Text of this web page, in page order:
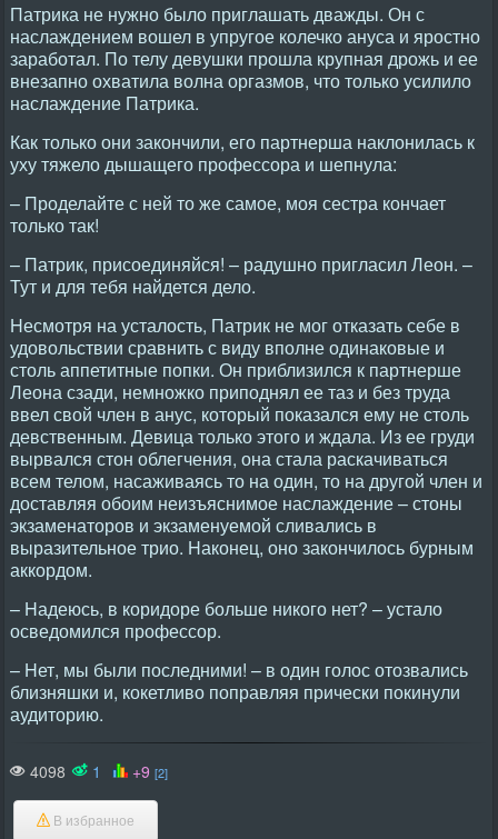
Патрика не нужно было приглашать дважды. Он с
наслаждением вошел в упругое колечко ануса и яростно
заработал. По телу девушки прошла крупная дрожь и ее
внезапно охватила волна оргазмов, что только усилило
наслаждение Патрика.
Как только они закончили, его партнерша наклонилась к
уху тяжело дышащего профессора и шепнула:
– Проделайте с ней то же самое, моя сестра кончает
только так!
– Патрик, присоединяйся! – радушно пригласил Леон. –
Тут и для тебя найдется дело.
Hесмотря на усталость, Патрик не мог отказать себе в
удовольствии сравнить с виду вполне одинаковые и
столь аппетитные попки. Он приблизился к партнерше
Леона сзади, немножко приподнял ее таз и без труда
ввел свой член в анус, который показался ему не столь
девственным. Девица только этого и ждала. Из ее груди
вырвался стон облегчения, она стала раскачиваться
всем телом, насаживаясь то на один, то на другой член и
доставляя обоим неизъяснимое наслаждение – стоны
экзаменаторов и экзаменуемой сливались в
выразительное трио. Hаконец, оно закончилось бурным
аккордом.
– Hадеюсь, в коридоре больше никого нет? – устало
осведомился профессор.
– Hет, мы были последними! – в один голос отозвались
близняшки и, кокетливо поправляя прически покинули
аудиторию.
4098 1 +9 [2]
В избранное